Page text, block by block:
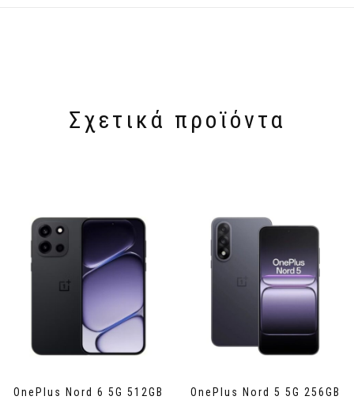
Σχετικά προϊόντα
OnePlus Nord 6 5G 512GB
OnePlus Nord 5 5G 256GB